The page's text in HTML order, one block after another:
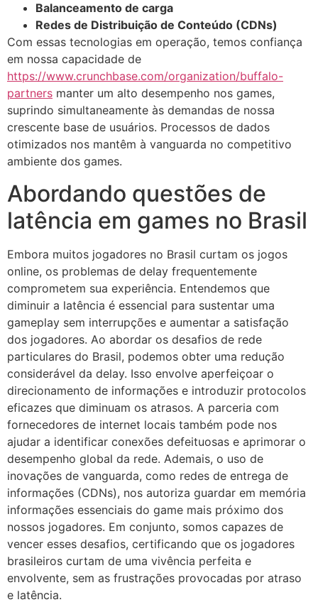
Balanceamento de carga
Redes de Distribuição de Conteúdo (CDNs)
Com essas tecnologias em operação, temos confiança
em nossa capacidade de
https://www.crunchbase.com/organization/buffalo-
partners manter um alto desempenho nos games,
suprindo simultaneamente às demandas de nossa
crescente base de usuários. Processos de dados
otimizados nos mantêm à vanguarda no competitivo
ambiente dos games.
Abordando questões de
latência em games no Brasil
Embora muitos jogadores no Brasil curtam os jogos
online, os problemas de delay frequentemente
comprometem sua experiência. Entendemos que
diminuir a latência é essencial para sustentar uma
gameplay sem interrupções e aumentar a satisfação
dos jogadores. Ao abordar os desafios de rede
particulares do Brasil, podemos obter uma redução
considerável da delay. Isso envolve aperfeiçoar o
direcionamento de informações e introduzir protocolos
eficazes que diminuam os atrasos. A parceria com
fornecedores de internet locais também pode nos
ajudar a identificar conexões defeituosas e aprimorar o
desempenho global da rede. Ademais, o uso de
inovações de vanguarda, como redes de entrega de
informações (CDNs), nos autoriza guardar em memória
informações essenciais do game mais próximo dos
nossos jogadores. Em conjunto, somos capazes de
vencer esses desafios, certificando que os jogadores
brasileiros curtam de uma vivência perfeita e
envolvente, sem as frustrações provocadas por atraso
e latência.